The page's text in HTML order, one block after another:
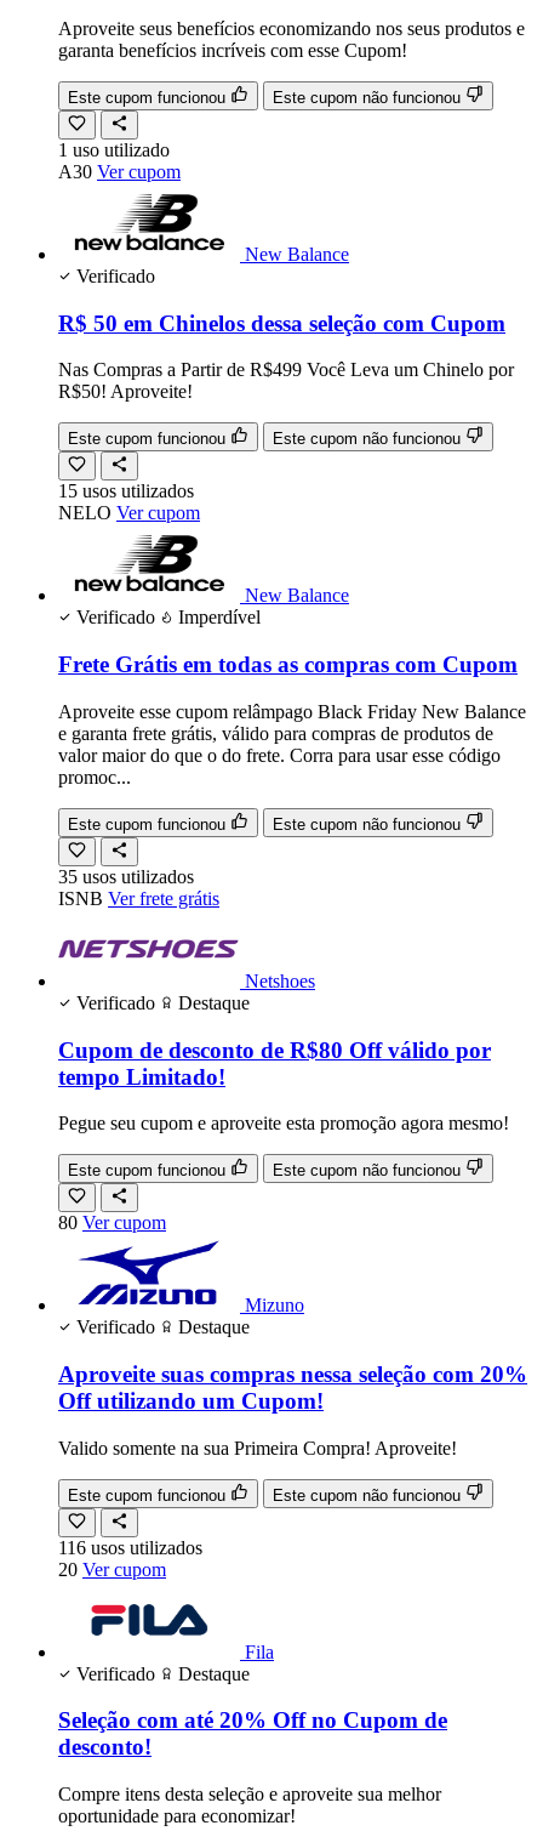
Aproveite seus benefícios economizando nos seus produtos e
garanta benefícios incríveis com esse Cupom!
Este cupom funcionou Este cupom não funcionou
1 uso utilizado
A30 Ver cupom
New Balance
Verificado
R$ 50 em Chinelos dessa seleção com Cupom
Nas Compras a Partir de R$499 Você Leva um Chinelo por
R$50! Aproveite!
Este cupom funcionou Este cupom não funcionou
15 usos utilizados
NELO Ver cupom
New Balance
Verificado
Imperdível
Frete Grátis em todas as compras com Cupom
Aproveite esse cupom relâmpago Black Friday New Balance
e garanta frete grátis, válido para compras de produtos de
valor maior do que o do frete. Corra para usar esse código
promoc...
Este cupom funcionou Este cupom não funcionou
35 usos utilizados
ISNB Ver frete grátis
Netshoes
Verificado
Destaque
Cupom de desconto de R$80 Off válido por
tempo Limitado!
Pegue seu cupom e aproveite esta promoção agora mesmo!
Este cupom funcionou Este cupom não funcionou
80 Ver cupom
Mizuno
Verificado
Destaque
Aproveite suas compras nessa seleção com 20%
Off utilizando um Cupom!
Valido somente na sua Primeira Compra! Aproveite!
Este cupom funcionou Este cupom não funcionou
116 usos utilizados
20 Ver cupom
Fila
Verificado
Destaque
Seleção com até 20% Off no Cupom de
desconto!
Compre itens desta seleção e aproveite sua melhor
oportunidade para economizar!